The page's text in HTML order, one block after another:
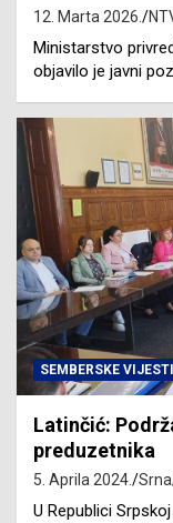
12. Marta 2026.
Ministarstvo
objavilo je javni
SEMBERSKE VIJESTI
Latinčić:
preduzetnika
5. Aprila 2024. Srna
U Republici